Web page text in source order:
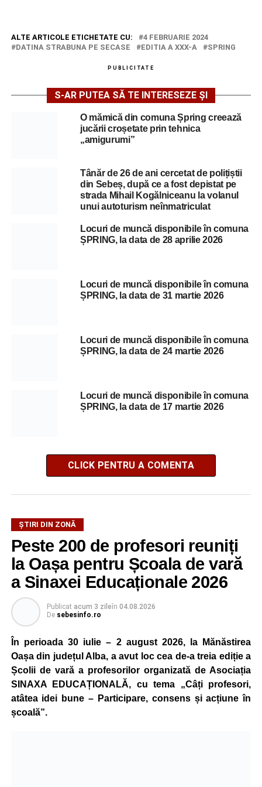
ALTE ARTICOLE ETICHETATE CU:
4 FEBRUARIE 2024
DATINA STRABUNA PE SECASE
EDITIA A XXX-A SPRING
PUBLICITATE
S-AR PUTEA SĂ TE INTERESEZE ȘI
O mămică din comuna Șpring creează
jucării croșetate prin tehnica
„amigurumi”
Tânăr de 26 de ani cercetat de polițiștii
din Sebeș, după ce a fost depistat pe
strada Mihail Kogălniceanu la volanul
unui autoturism neînmatriculat
Locuri de muncă disponibile în comuna
ȘPRING, la data de 28 aprilie 2026
Locuri de muncă disponibile în comuna
ȘPRING, la data de 31 martie 2026
Locuri de muncă disponibile în comuna
ȘPRING, la data de 24 martie 2026
Locuri de muncă disponibile în comuna
ȘPRING, la data de 17 martie 2026
CLICK PENTRU A COMENTA
ȘTIRI DIN ZONĂ
Peste 200 de profesori reuniți
la Oașa pentru Școala de vară
a Sinaxei Educaționale 2026
Publicat acum 3 zileîn 04.08.2026
De sebesinfo.ro
În perioada 30 iulie – 2 august 2026, la Mănăstirea
Oașa din județul Alba, a avut loc cea de-a treia ediție a
Școlii de vară a profesorilor organizată de Asociația
SINAXA EDUCAȚIONALĂ, cu tema „Câți profesori,
atâtea idei bune – Participare, consens și acțiune în
școală”.